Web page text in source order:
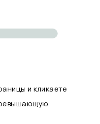
и кликаете